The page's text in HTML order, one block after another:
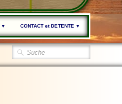
▼ CONTACT et DETENTE ▼